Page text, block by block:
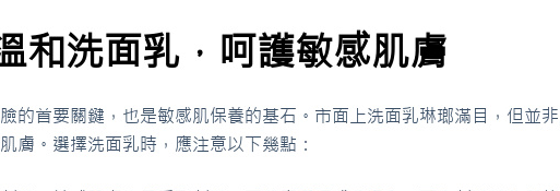
和洗面乳，呵護敏感肌膚
的首要關鍵，也是敏感肌保養的基石。市面上洗面乳琳瑯滿目，但並
膚。選擇洗面乳時，應注意以下幾點：